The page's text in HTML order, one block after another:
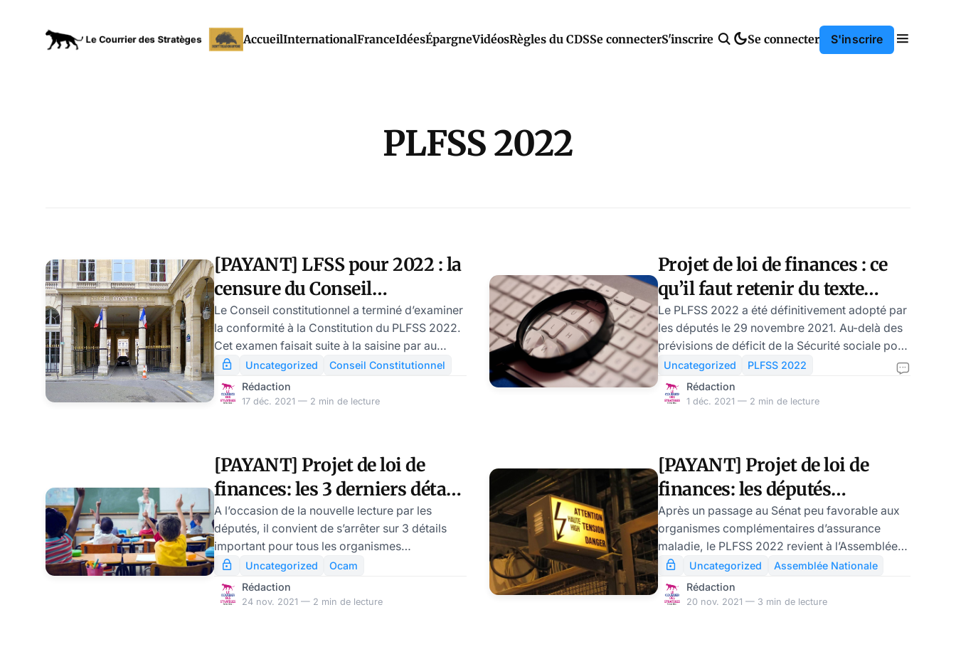
AccueilInternationalFranceIdéesÉpargneVidéosRègles du CDSSe connecterS'inscrire Se connecter S'inscrire
PLFSS 2022
[PAYANT] LFSS pour 2022 : la
censure du Conseil
constitutionnel que les
assureurs doivent connaître
Le Conseil constitutionnel a terminé d’examiner
la conformité à la Constitution du PLFSS 2022.
Cet examen faisait suite à la saisine par au
moins 60 sénateurs. La saisine portait sur près
d’une trentaine de dispositions différentes
votées dans la loi de financement de la sécurité
concerne les assureurs au premier chef.
Uncategorized
Conseil Constitutionnel
Rédaction
17 déc. 2021 — 2 min de lecture
Projet de loi de finances : ce
qu’il faut retenir du texte
définitivement adopté
Le PLFSS 2022 a été définitivement adopté par
les députés le 29 novembre 2021. Au-delà des
prévisions de déficit de la Sécurité sociale pour
les prochaines années et d’un Ondam toujours
élevé (+3,8% en 2022 en incluant les dépenses
liées au Covid), 4 nouveautés devraient attirer
continue inexorablement de se creuser avec un
solde négatif prévisible de 21,4
Uncategorized
PLFSS 2022
Rédaction
1 déc. 2021 — 2 min de lecture
[PAYANT] Projet de loi de
finances: les 3 derniers détails
qui impactent les Mutuelles
A l’occasion de la nouvelle lecture par les
députés, il convient de s’arrêter sur 3 détails
important pour tous les organismes
complémentaires d’assurance maladie (Ocam).
Le texte adopté provisoirement est reproduit en
intégralité ci-dessous.
Uncategorized
Ocam
Rédaction
24 nov. 2021 — 2 min de lecture
[PAYANT] Projet de loi de
finances: les députés
épargnent finalement les
mutuelles
Après un passage au Sénat peu favorable aux
organismes complémentaires d’assurance
maladie, le PLFSS 2022 revient à l’Assemblée
nationale. Lors de la première journée
d’examen en commission des affaires sociales,
plusieurs amendements importants ont été
Uncategorized
Assemblée Nationale
Rédaction
20 nov. 2021 — 3 min de lecture